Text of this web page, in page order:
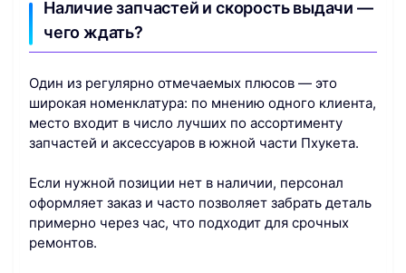
Наличие запчастей и скорость выдачи —
чего ждать?
Один из регулярно отмечаемых плюсов — это
широкая номенклатура: по мнению одного клиента,
место входит в число лучших по ассортименту
запчастей и аксессуаров в южной части Пхукета.
Если нужной позиции нет в наличии, персонал
оформляет заказ и часто позволяет забрать деталь
примерно через час, что подходит для срочных
ремонтов.